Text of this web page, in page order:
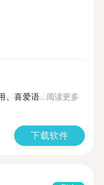
、喜爱语...阅读更多
下载软件